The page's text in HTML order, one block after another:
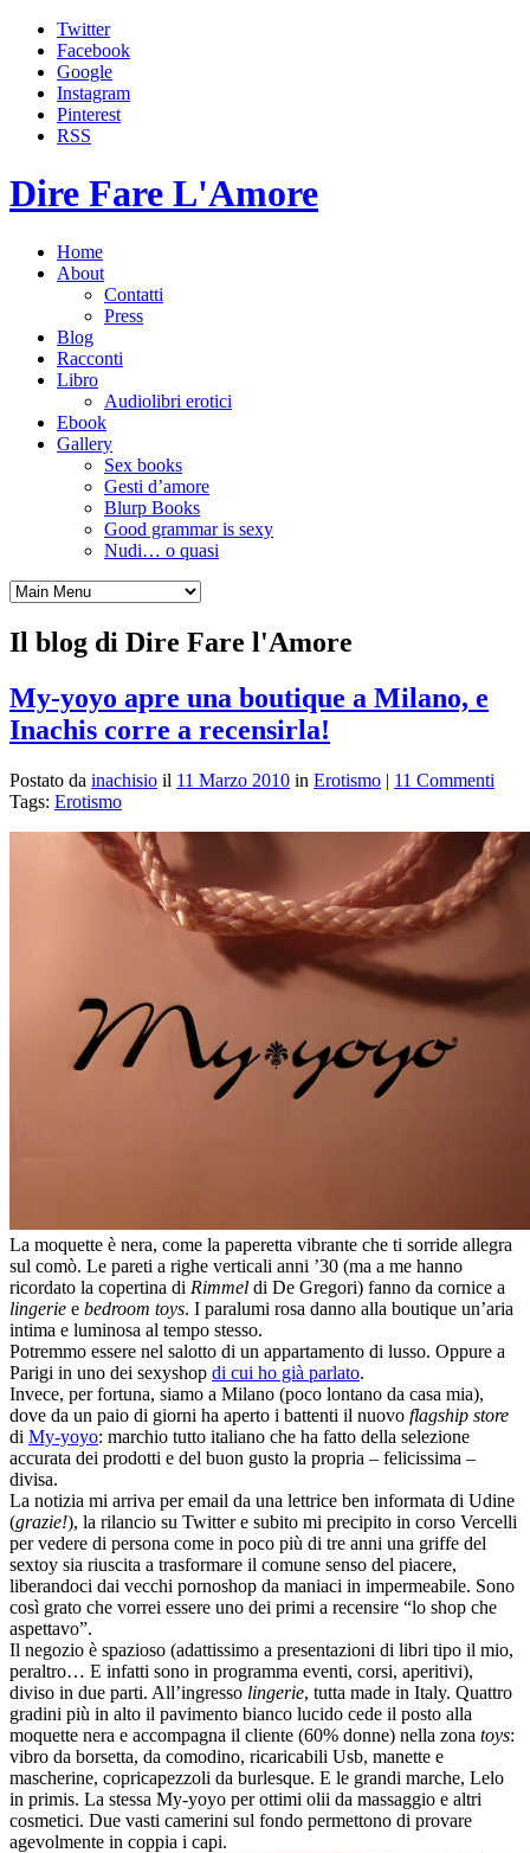
Twitter
Facebook
Google
Instagram
Pinterest
RSS
Dire Fare L'Amore
Home
About
Contatti
Press
Blog
Racconti
Libro
Audiolibri erotici
Ebook
Gallery
Sex books
Gesti d’amore
Blurp Books
Good grammar is sexy
Nudi… o quasi
Il blog di Dire Fare l'Amore
My-yoyo apre una boutique a Milano, e
Inachis corre a recensirla!
Postato da inachisio il 11 Marzo 2010 in Erotismo | 11 Commenti
Tags: Erotismo
La moquette è nera, come la paperetta vibrante che ti sorride allegra
sul comò. Le pareti a righe verticali anni ’30 (ma a me hanno
ricordato la copertina di Rimmel di De Gregori) fanno da cornice a
lingerie e bedroom toys. I paralumi rosa danno alla boutique un’aria
intima e luminosa al tempo stesso.
Potremmo essere nel salotto di un appartamento di lusso. Oppure a
Parigi in uno dei sexyshop di cui ho già parlato.
Invece, per fortuna, siamo a Milano (poco lontano da casa mia),
dove da un paio di giorni ha aperto i battenti il nuovo flagship store
di My-yoyo: marchio tutto italiano che ha fatto della selezione
accurata dei prodotti e del buon gusto la propria – felicissima –
divisa.
La notizia mi arriva per email da una lettrice ben informata di Udine
(grazie!), la rilancio su Twitter e subito mi precipito in corso Vercelli
per vedere di persona come in poco più di tre anni una griffe del
sextoy sia riuscita a trasformare il comune senso del piacere,
liberandoci dai vecchi pornoshop da maniaci in impermeabile. Sono
così grato che vorrei essere uno dei primi a recensire “lo shop che
aspettavo”.
Il negozio è spazioso (adattissimo a presentazioni di libri tipo il mio,
peraltro… E infatti sono in programma eventi, corsi, aperitivi),
diviso in due parti. All’ingresso lingerie, tutta made in Italy. Quattro
gradini più in alto il pavimento bianco lucido cede il posto alla
moquette nera e accompagna il cliente (60% donne) nella zona toys:
vibro da borsetta, da comodino, ricaricabili Usb, manette e
mascherine, copricapezzoli da burlesque. E le grandi marche, Lelo
in primis. La stessa My-yoyo per ottimi olii da massaggio e altri
cosmetici. Due vasti camerini sul fondo permettono di provare
agevolmente in coppia i capi.